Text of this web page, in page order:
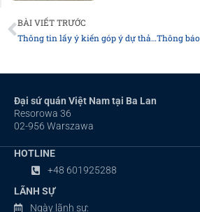
Prev
BÀI VIẾT TRƯỚC
Thông tin lấy ý kiến góp ý dự thảo Luật Đất đai (sửa đổi)
Đại sứ quán Việt Nam tại Ba Lan
Resorowa 36
02-956 Warszawa
HOTLINE
+48 601925288
LÃNH SỰ
Ngày lãnh sự: